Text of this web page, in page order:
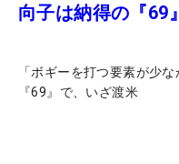
向子は納得の『69
「ボギーを打つ要素が少
『69』で、いざ渡米